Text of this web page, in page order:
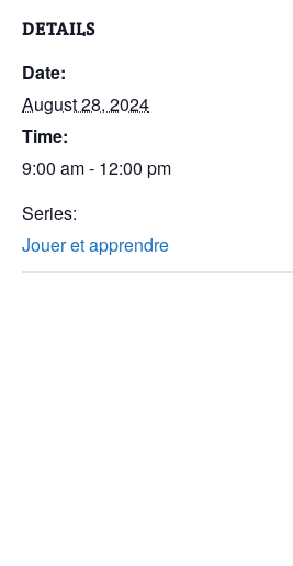
DETAILS
Date:
August 28, 2024
Time:
9:00 am - 12:00 pm
Series:
Jouer et apprendre